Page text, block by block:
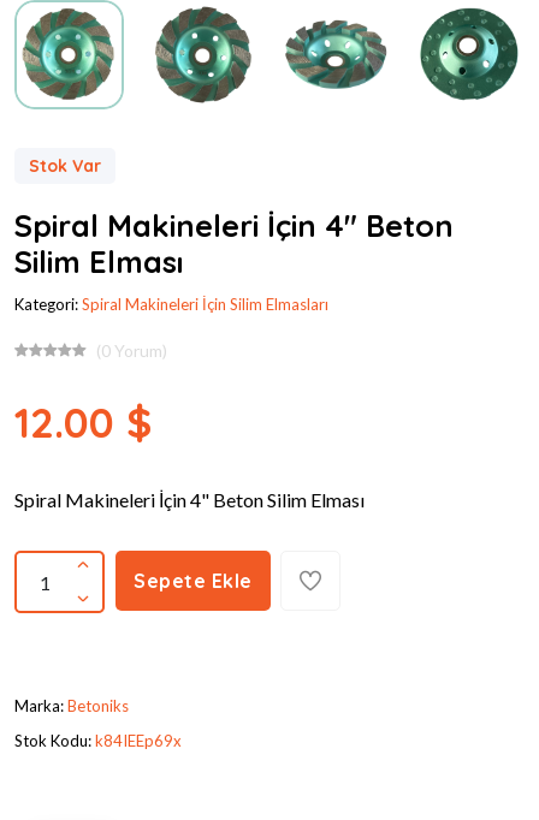
Stok Var
Spiral Makineleri İçin 4" Beton
Silim Elması
Kategori:Spiral Makineleri İçin Silim Elmasları
(0 Yorum)
12.00 $
Spiral Makineleri İçin 4" Beton Silim Elması
Sepete Ekle
Marka:Betoniks
Stok Kodu:k84IEEp69x